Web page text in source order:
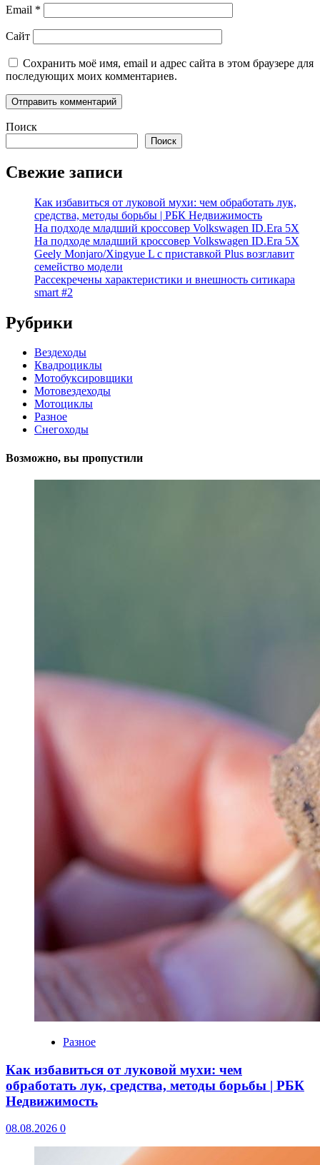
Email *
Сайт
Сохранить моё имя, email и адрес сайта в этом браузере для
последующих моих комментариев.
Поиск
Поиск
Свежие записи
Как избавиться от луковой мухи: чем обработать лук,
средства, методы борьбы | РБК Недвижимость
На подходе младший кроссовер Volkswagen ID.Era 5X
На подходе младший кроссовер Volkswagen ID.Era 5X
Geely Monjaro/Xingyue L с приставкой Plus возглавит
семейство модели
Рассекречены характеристики и внешность ситикара
smart #2
Рубрики
Вездеходы
Квадроциклы
Мотобуксировщики
Мотовездеходы
Мотоциклы
Разное
Снегоходы
Возможно, вы пропустили
Разное
Как избавиться от луковой мухи: чем
обработать лук, средства, методы борьбы | РБК
Недвижимость
08.08.2026 0